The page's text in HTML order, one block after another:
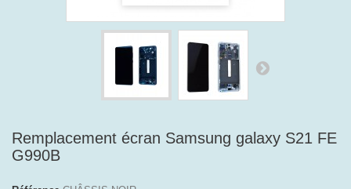
Remplacement écran Samsung galaxy S21 FE
G990B